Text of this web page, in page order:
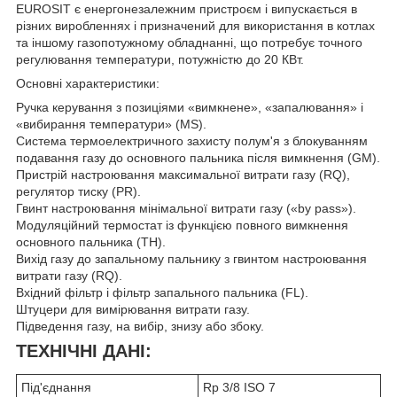
EUROSIT є енергонезалежним пристроєм і випускається в
різних виробленнях і призначений для використання в котлах
та іншому газопотужному обладнанні, що потребує точного
регулювання температури, потужністю до 20 КВт.
Основні характеристики:
Ручка керування з позиціями «вимкнене», «запалювання» і
«вибирання температури» (MS).
Система термоелектричного захисту полум'я з блокуванням
подавання газу до основного пальника після вимкнення (GM).
Пристрій настроювання максимальної витрати газу (RQ),
регулятор тиску (PR).
Гвинт настроювання мінімальної витрати газу («by pass»).
Модуляційний термостат із функцією повного вимкнення
основного пальника (TH).
Вихід газу до запальному пальнику з гвинтом настроювання
витрати газу (RQ).
Вхідний фільтр і фільтр запального пальника (FL).
Штуцери для вимірювання витрати газу.
Підведення газу, на вибір, знизу або збоку.
ТЕХНІЧНІ ДАНІ:
Під'єднання
Rp 3/8 ISO 7